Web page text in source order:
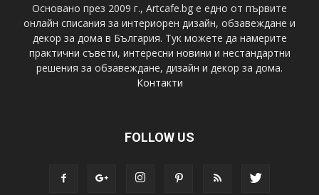
Основано през 2009 г., Artcafe.bg е едно от първите
онлайн списания за интериорен дизайн, обзавеждане и
декор за дома в България. Тук можете да намерите
практични съвети, интересни новини и нестандартни
решения за обзавеждане, дизайн и декор за дома.
Контакти
FOLLOW US